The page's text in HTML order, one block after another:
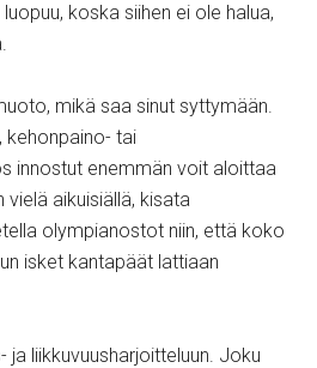
koska siihen ei ole halua,
mikä saa sinut syttymään.
kehonpaino- tai
innostut enemmän voit aloittaa
aikuisiällä, kisata
olympianostot niin, että koko
isket kantapäät lattiaan
liikkuvuusharjoitteluun. Joku